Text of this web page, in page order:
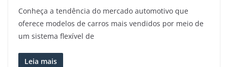
Conheça a tendência do mercado automotivo que
oferece modelos de carros mais vendidos por meio de
um sistema flexível de
Leia mais